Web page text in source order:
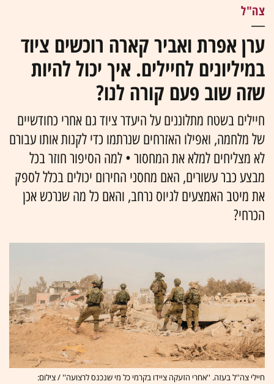
צה"ל
ערן אפרת ואביר קארה רוכשים ציוד
במיליונים לחיילים. איך יכול להיות
שזה שוב פעם קורה לנו?
חיילים בשטח מתלוננים על היעדר ציוד גם אחרי כחודשיים
של מלחמה, ואפילו האזרחים שנרתמו כדי לקנות אותו עבורם
לא מצליחים למלא את המחסור • למה הסיפור חוזר בכל
מבצע כבר עשורים, האם מחסני החירום יכולים בכלל לספק
את מיטב האמצעים לגיוס נרחב, והאם כל מה שנרכש אכן
הכרחי?
חיילי צה''ל בעזה. ''אחרי הזעקה ציידו בקרמי כל מי שנכנס לרצועה'' / צילום: